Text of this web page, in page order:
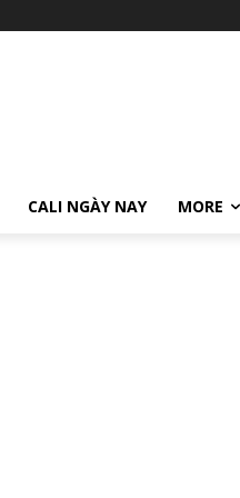
CALI NGÀY NAY MORE